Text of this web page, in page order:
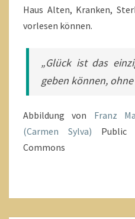
Haus Alten, Kranken,
vorlesen können.
„Glück ist das
geben können,
Abbildung von Franz
(Carmen Sylva) Public
Commons